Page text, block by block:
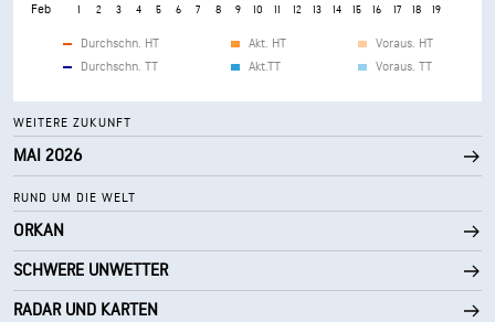
Feb 1 2 3 4 5 6 7 8 9 10 11 12 13 14 15 16 17 18 19
Durchschn. HT
Durchschn. TT
Akt. HT
Akt.TT
Voraus. HT
Voraus. TT
WEITERE ZUKUNFT
MAI 2026
RUND UM DIE WELT
ORKAN
SCHWERE UNWETTER
RADAR UND KARTEN